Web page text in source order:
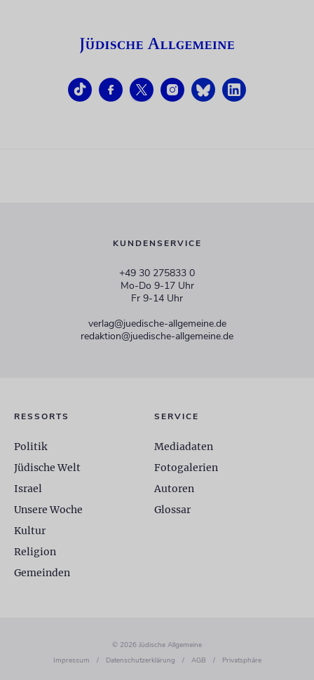
KUNDENSERVICE
+49 30 275833 0
Mo-Do 9-17 Uhr
Fr 9-14 Uhr
verlag@juedische-allgemeine.de
redaktion@juedische-allgemeine.de
RESSORTS
Politik
Jüdische Welt
Israel
Unsere Woche
Kultur
Religion
Gemeinden
SERVICE
Mediadaten
Fotogalerien
Autoren
Glossar
© 2026 Jüdische Allgemeine
Impressum
/ Datenschutzerklärung / AGB / Privatsphäre